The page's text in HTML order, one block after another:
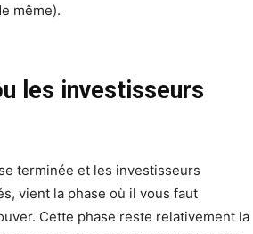
même).
les investisseurs
terminée et les investisseurs
vient la phase où il vous faut
Cette phase reste relativement la